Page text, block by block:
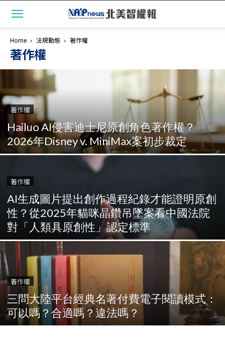
Home 法規動態 著作權
著作權
著作權
Hailuo AI侵害迪士尼原創角色著作權？
2026年Disney v. MiniMax案初步裁定
著作權
AI生成圖片提出創作過程紀錄才能證明原創
性？從2025年貓咪晶鑽吊墜案看中國法院
對「人類具原創性」認定標準
著作權
三問大陸平台經典名著付費電子閱讀模式：
可以嗎？合適嗎？違法嗎？